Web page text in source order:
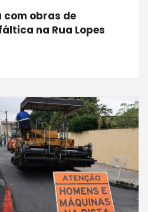
obras de
na Rua Lopes